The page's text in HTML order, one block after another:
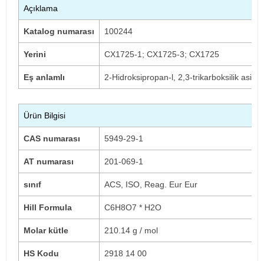
Açıklama
Katalog numarası 100244
Yerini CX1725-1; CX1725-3; CX1725
Eş anlamlı 2-Hidroksipropan-l, 2,3-trikarboksilik asit,
Ürün Bilgisi
CAS numarası 5949-29-1
AT numarası 201-069-1
sınıf ACS, ISO, Reag. Eur Eur
Hill Formula C6H8O7 * H2O
Molar kütle 210.14 g / mol
HS Kodu 2918 14 00